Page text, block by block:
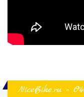
NiceBike.ru -